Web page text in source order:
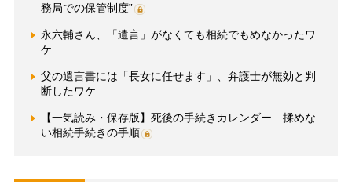
務局での保管制度”
永六輔さん、「遺言」がなくても相続でもめなかったワ
ケ
父の遺言書には「長女に任せます」、弁護士が無効と判
断したワケ
【一気読み・保存版】死後の手続きカレンダー 揉めな
い相続手続きの手順